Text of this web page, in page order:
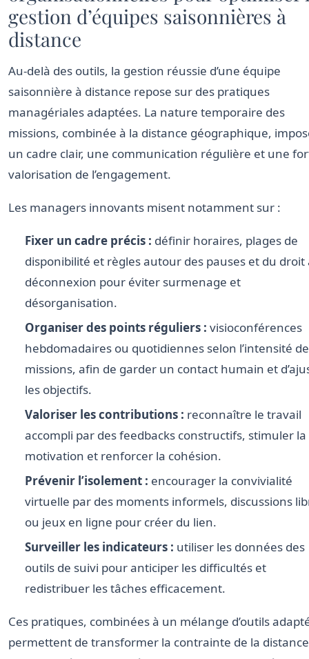
gestion d’équipes saisonnières à
distance
Au-delà des outils, la gestion réussie d’une équipe
saisonnière à distance repose sur des pratiques
managériales adaptées. La nature temporaire des
missions, combinée à la distance géographique,
un cadre clair, une communication régulière et une
valorisation de l’engagement.
Les managers innovants misent notamment sur :
Fixer un cadre précis : définir horaires, plages de
disponibilité et règles autour des pauses et du droit
déconnexion pour éviter surmenage et
désorganisation.
Organiser des points réguliers : visioconférences
hebdomadaires ou quotidiennes selon l’intensité
missions, afin de garder un contact humain et
les objectifs.
Valoriser les contributions : reconnaître le travail
accompli par des feedbacks constructifs, stimuler la
motivation et renforcer la cohésion.
Prévenir l’isolement : encourager la convivialité
virtuelle par des moments informels, discussions
ou jeux en ligne pour créer du lien.
Surveiller les indicateurs : utiliser les données des
outils de suivi pour anticiper les difficultés et
redistribuer les tâches efficacement.
Ces pratiques, combinées à un mélange d’outils
permettent de transformer la contrainte de la